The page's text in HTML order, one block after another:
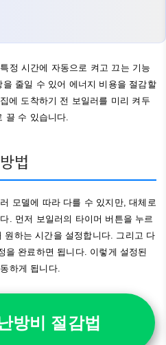
정 시간에 자동으로 켜고 끄는 기능
줄일 수 있어 에너지 비용을 절감할
에 도착하기 전 보일러를 미리 켜두
끌 수 있습니다.
법
모델에 따라 다를 수 있지만, 대체로
. 먼저 보일러의 타이머 버튼을 누르
원하는 시간을 설정합니다. 그리고 다
을 완료하면 됩니다. 이렇게 설정된
하게 됩니다.
방비 절감법